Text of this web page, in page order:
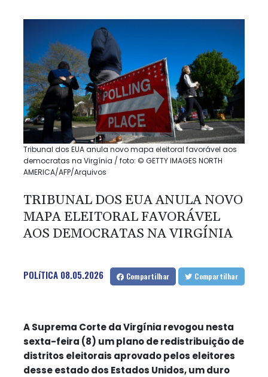
Tribunal dos EUA anula novo mapa eleitoral favorável aos
democratas na Virgínia / foto: © GETTY IMAGES NORTH
AMERICA/AFP/Arquivos
TRIBUNAL DOS EUA ANULA NOVO
MAPA ELEITORAL FAVORÁVEL
AOS DEMOCRATAS NA VIRGÍNIA
POLíTICA 08.05.2026 Compartilhar Compartilhar
A Suprema Corte da Virgínia revogou nesta
sexta-feira (8) um plano de redistribuição de
distritos eleitorais aprovado pelos eleitores
desse estado dos Estados Unidos, um duro